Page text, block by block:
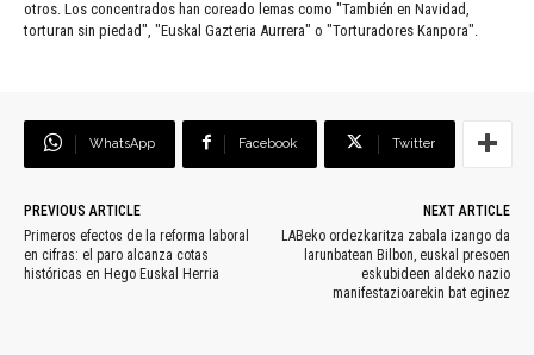
otros. Los concentrados han coreado lemas como "También en Navidad,
torturan sin piedad", "Euskal Gazteria Aurrera" o "Torturadores Kanpora".
WhatsApp Facebook Twitter
PREVIOUS ARTICLE
Primeros efectos de la reforma laboral
en cifras: el paro alcanza cotas
históricas en Hego Euskal Herria
NEXT ARTICLE
LABeko ordezkaritza zabala izango da
larunbatean Bilbon, euskal presoen
eskubideen aldeko nazio
manifestazioarekin bat eginez